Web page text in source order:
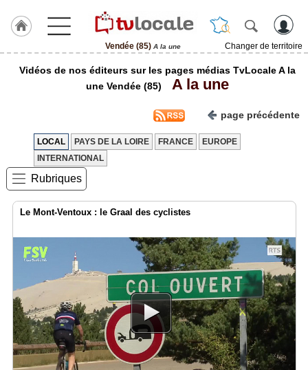
Vendée (85) A la une
Changer de territoire
J'adhère
TvLocale
France
Accueil
Gazette
Vidéos
Médias
du
groupe
Vidéos de nos éditeurs sur les pages médias TvLocale A la
une Vendée (85)
A la une
page précédente
LOCAL PAYS DE LA LOIRE FRANCE
EUROPE
INTERNATIONAL
Rubriques
Le Mont-Ventoux : le Graal des cyclistes